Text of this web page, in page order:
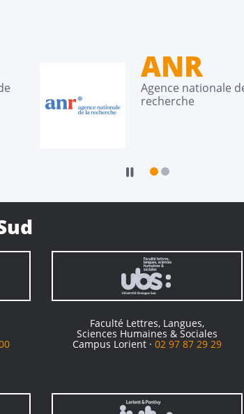
ANR
Agence nationale
recherche
Faculté Lettres, Langues,
Sciences Humaines & Sociales
Campus Lorient · 02 97 87 29 29